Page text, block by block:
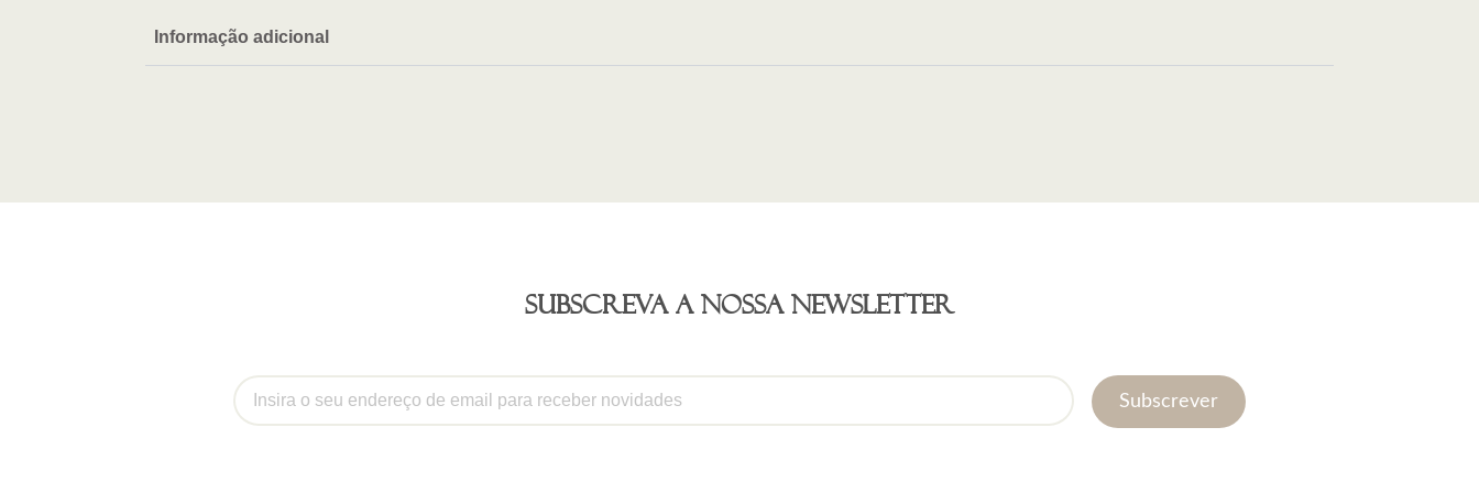
Informação adicional
Subscreva a nossa newsletter
Subscrever